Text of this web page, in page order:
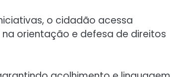
o cidadão acessa
orientação e defesa de direitos